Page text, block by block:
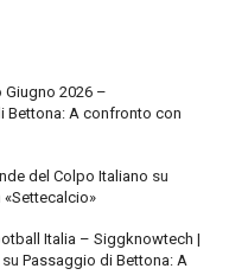
2026 –
Bettona: A confronto con
del Colpo Italiano su
Italia – Siggknowtech |
su Passaggio di Bettona: A